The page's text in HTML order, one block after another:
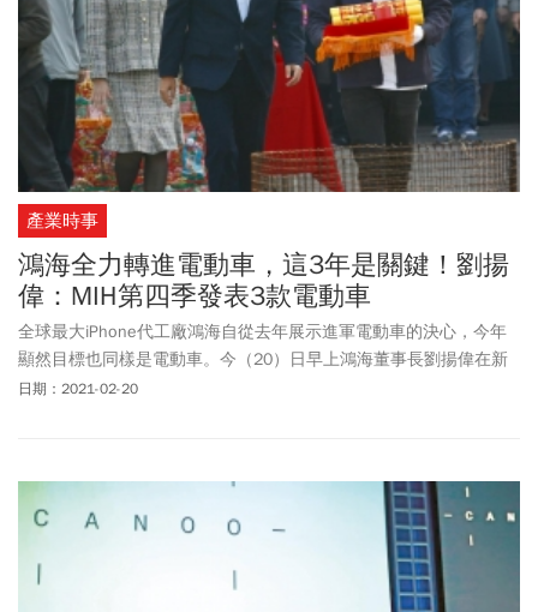
產業時事
鴻海全力轉進電動車，這3年是關鍵！劉揚
偉：MIH第四季發表3款電動車
全球最大iPhone代工廠鴻海自從去年展示進軍電動車的決心，今年
顯然目標也同樣是電動車。今（20）日早上鴻海董事長劉揚偉在新
春開工團拜後接受媒體採訪時就指出， 「今年對集團來講，電動車
日期：2021-02-20